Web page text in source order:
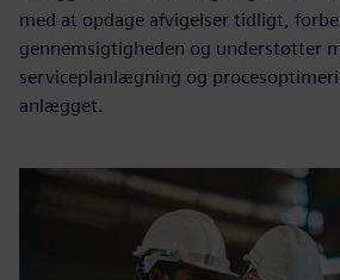
med at opdage afvigelser tidligt,
gennemsigtigheden og understøtter
serviceplanlægning og
anlægget.